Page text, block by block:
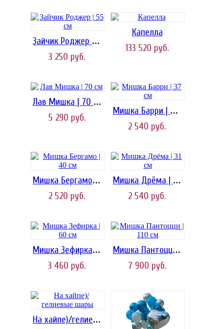
Зайчик Роджер | 55 см
3 250 руб.
Капелла
133 520 руб.
Лав Мишка | 70 см
5 290 руб.
Мишка Барри | 37 см
2 540 руб.
Мишка Бергамо | 40 см
2 520 руб.
Мишка Дрёма | 31 см
2 540 руб.
Мишка Зефирка | 60 см
3 460 руб.
Мишка Пантоцци | 110 см
7 900 руб.
На хайпе)/гелиевые шары